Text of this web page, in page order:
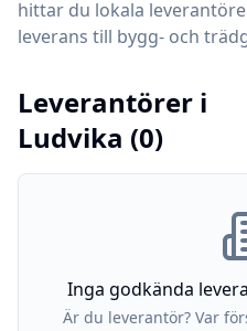
hittar du lokala
leverans till bygg- och
Leverantörer i
Ludvika (0)
Inga godkända
Är du leverantör? Var